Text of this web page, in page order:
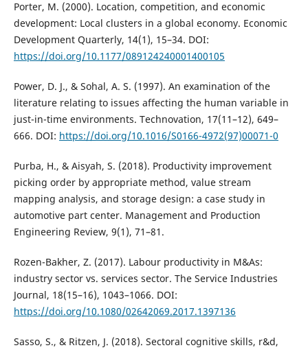
Porter, M. (2000). Location, competition, and economic
development: Local clusters in a global economy. Economic
Development Quarterly, 14(1), 15–34. DOI:
https://doi.org/10.1177/089124240001400105
Power, D. J., & Sohal, A. S. (1997). An examination of the
literature relating to issues affecting the human variable in
just-in-time environments. Technovation, 17(11–12), 649–
666. DOI: https://doi.org/10.1016/S0166-4972(97)00071-0
Purba, H., & Aisyah, S. (2018). Productivity improvement
picking order by appropriate method, value stream
mapping analysis, and storage design: a case study in
automotive part center. Management and Production
Engineering Review, 9(1), 71–81.
Rozen-Bakher, Z. (2017). Labour productivity in M&As:
industry sector vs. services sector. The Service Industries
Journal, 18(15–16), 1043–1066. DOI:
https://doi.org/10.1080/02642069.2017.1397136
Sasso, S., & Ritzen, J. (2018). Sectoral cognitive skills, r&d,